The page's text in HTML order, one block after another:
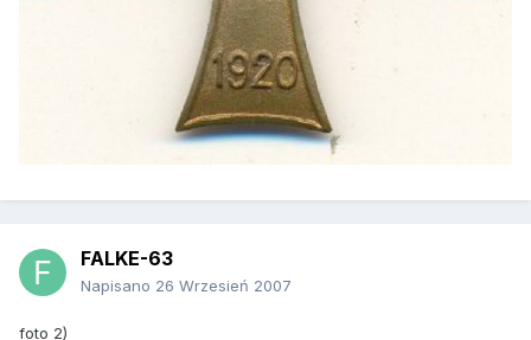
FALKE-63
Napisano 26 Wrzesień 2007
foto 2)